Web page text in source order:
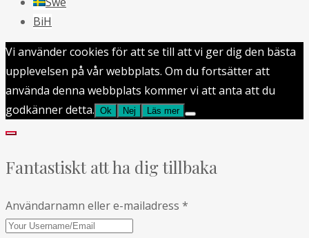
BiH
Vi använder cookies för att se till att vi ger dig den bästa
upplevelsen på vår webbplats. Om du fortsätter att
använda denna webbplats kommer vi att anta att du
godkänner detta. Ok Nej Läs mer
Fantastiskt att ha dig tillbaka
Användarnamn eller e-mailadress *